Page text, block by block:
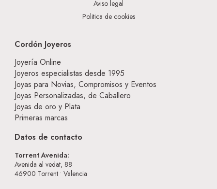
Aviso legal
Politica de cookies
Cordón Joyeros
Joyería Online
Joyeros especialistas desde 1995
Joyas para Novias, Compromisos y Eventos
Joyas Personalizadas, de Caballero
Joyas de oro y Plata
Primeras marcas
Datos de contacto
Torrent Avenida:
Avenida al vedat, 88
46900 Torrent • Valencia